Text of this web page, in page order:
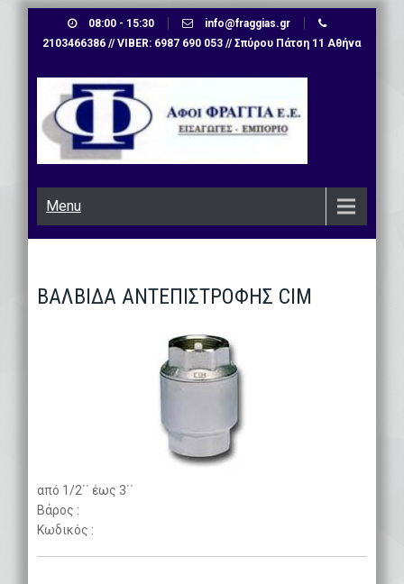
08:00 - 15:30
info@fraggias.gr
2103466386 // VIBER: 6987 690 053 // Σπύρου Πάτση 11 Αθήνα
Menu
ΒΑΛΒΙΔΑ ΑΝΤΕΠΙΣΤΡΟΦΗΣ CIM
από 1/2΄΄ έως 3΄΄
Βάρος :
Κωδικός :